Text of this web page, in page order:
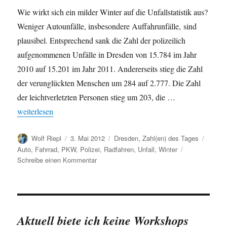
Wie wirkt sich ein milder Winter auf die Unfallstatistik aus?
Weniger Autounfälle, insbesondere Auffahrunfälle, sind
plausibel. Entsprechend sank die Zahl der polizeilich
aufgenommenen Unfälle in Dresden von 15.784 im Jahr
2010 auf 15.201 im Jahr 2011. Andererseits stieg die Zahl
der verunglückten Menschen um 284 auf 2.777. Die Zahl
der leichtverletzten Personen stieg um 203, die …
„Effekte eines milden Winters auf die Unfallstatistik 2011“
weiterlesen
Autor
Wolf Riepl
Veröffentlicht
am
3. Mai 2012 Kategorien
Dresden,Zahl(en) des Tages
Auto, Fahrrad, PKW, Polizei, Radfahren, Unfall,Winter
Schreibe einen Kommentarzu
milden
die
Aktuell biete ich keine Workshops